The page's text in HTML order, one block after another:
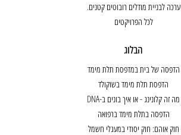
ערכה לבניית מודלים רובוטים קטנים.
לכל הפרויקטים
הבלוג
הדפסה של בית במדפסת תלת מימד
הדפסת תלת מימד בשוקולד
מה זה קלונינג - או איך בונים ב-DNA
הדפסה בתלת מימד ברפואה
חוק אוהם: חוק יסודי במעגלי חשמל